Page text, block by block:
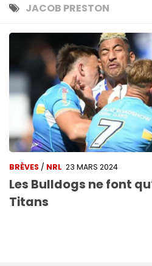
JACOB PRESTON
BRÈVES / NRL 23 MARS 2024
Les Bulldogs ne font
Titans